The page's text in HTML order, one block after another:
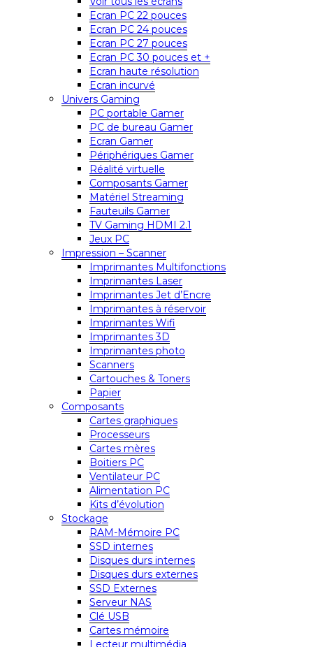
Ecran PC 22 pouces
Ecran PC 24 pouces
Ecran PC 27 pouces
Ecran PC 30 pouces et +
Ecran haute résolution
Ecran incurvé
Univers Gaming
PC portable Gamer
PC de bureau Gamer
Ecran Gamer
Périphériques Gamer
Réalité virtuelle
Composants Gamer
Matériel Streaming
Fauteuils Gamer
TV Gaming HDMI 2.1
Jeux PC
Impression – Scanner
Imprimantes Multifonctions
Imprimantes Laser
Imprimantes Jet d’Encre
Imprimantes à réservoir
Imprimantes Wifi
Imprimantes 3D
Imprimantes photo
Scanners
Cartouches & Toners
Papier
Composants
Cartes graphiques
Processeurs
Cartes mères
Boitiers PC
Ventilateur PC
Alimentation PC
Kits d’évolution
Stockage
RAM-Mémoire PC
SSD internes
Disques durs internes
Disques durs externes
SSD Externes
Serveur NAS
Clé USB
Cartes mémoire
Lecteur multimédia